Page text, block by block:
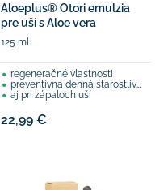
Aloeplus® Otori emulzia
pre uši s Aloe vera
125 ml
regeneračné vlastnosti
preventívna denná starostlivosť o uši
aj pri zápaloch uší
22,99 €